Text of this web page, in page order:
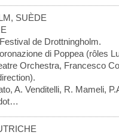
SUÈDE
de Drottningholm.
di Poppea (rôles
Orchestra, Francesco
A. Venditelli, R. Mameli,